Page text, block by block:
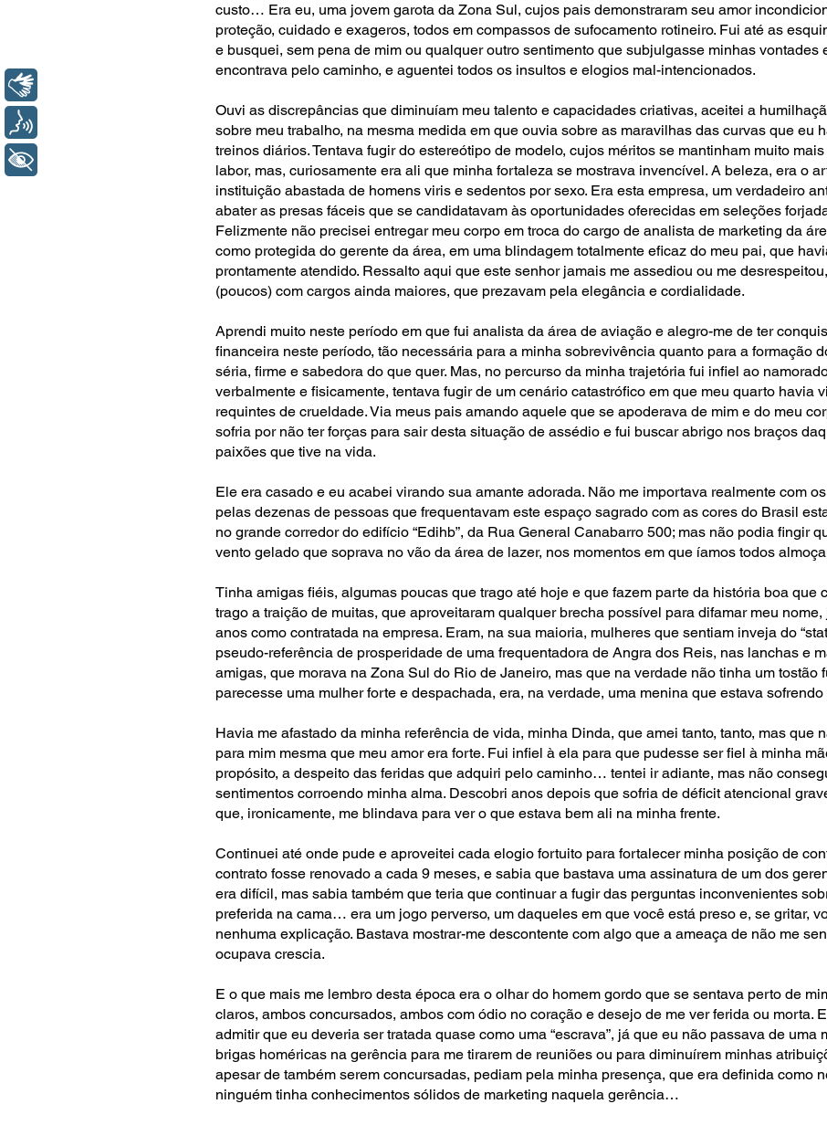
custo… Era eu, uma jovem garota da Zona Sul, cujos pais demonstraram seu amor
proteção, cuidado e exageros, todos em compassos de sufocamento rotineiro. Fui até as
e busquei, sem pena de mim ou qualquer outro sentimento que subjulgasse minhas vontades
encontrava pelo caminho, e aguentei todos os insultos e elogios mal-intencionados.
Ouvi as discrepâncias que diminuíam meu talento e capacidades criativas, aceitei a
sobre meu trabalho, na mesma medida em que ouvia sobre as maravilhas das curvas que eu
treinos diários. Tentava fugir do estereótipo de modelo, cujos méritos se mantinham muito
labor, mas, curiosamente era ali que minha fortaleza se mostrava invencível. A beleza, era o
instituição abastada de homens viris e sedentos por sexo. Era esta empresa, um verdadeiro
abater as presas fáceis que se candidatavam às oportunidades oferecidas em seleções
Felizmente não precisei entregar meu corpo em troca do cargo de analista de marketing da
como protegida do gerente da área, em uma blindagem totalmente eficaz do meu pai, que
prontamente atendido. Ressalto aqui que este senhor jamais me assediou ou me
(poucos) com cargos ainda maiores, que prezavam pela elegância e cordialidade.
Aprendi muito neste período em que fui analista da área de aviação e alegro-me de ter
financeira neste período, tão necessária para a minha sobrevivência quanto para a formação
séria, firme e sabedora do que quer. Mas, no percurso da minha trajetória fui infiel ao
verbalmente e fisicamente, tentava fugir de um cenário catastrófico em que meu quarto havia
requintes de crueldade. Via meus pais amando aquele que se apoderava de mim e do meu
sofria por não ter forças para sair desta situação de assédio e fui buscar abrigo nos braços
paixões que tive na vida.
Ele era casado e eu acabei virando sua amante adorada. Não me importava realmente com
pelas dezenas de pessoas que frequentavam este espaço sagrado com as cores do Brasil
no grande corredor do edifício “Edihb”, da Rua General Canabarro 500; mas não podia fingir
vento gelado que soprava no vão da área de lazer, nos momentos em que íamos todos
Tinha amigas fiéis, algumas poucas que trago até hoje e que fazem parte da história boa que
trago a traição de muitas, que aproveitaram qualquer brecha possível para difamar meu
anos como contratada na empresa. Eram, na sua maioria, mulheres que sentiam inveja do
pseudo-referência de prosperidade de uma frequentadora de Angra dos Reis, nas lanchas e
amigas, que morava na Zona Sul do Rio de Janeiro, mas que na verdade não tinha um tostão
parecesse uma mulher forte e despachada, era, na verdade, uma menina que estava
Havia me afastado da minha referência de vida, minha Dinda, que amei tanto, tanto, mas que
para mim mesma que meu amor era forte. Fui infiel à ela para que pudesse ser fiel à minha
propósito, a despeito das feridas que adquiri pelo caminho… tentei ir adiante, mas não
sentimentos corroendo minha alma. Descobri anos depois que sofria de déficit atencional
que, ironicamente, me blindava para ver o que estava bem ali na minha frente.
Continuei até onde pude e aproveitei cada elogio fortuito para fortalecer minha posição de
contrato fosse renovado a cada 9 meses, e sabia que bastava uma assinatura de um dos
era difícil, mas sabia também que teria que continuar a fugir das perguntas inconvenientes
preferida na cama… era um jogo perverso, um daqueles em que você está preso e, se gritar,
nenhuma explicação. Bastava mostrar-me descontente com algo que a ameaça de não me
ocupava crescia.
E o que mais me lembro desta época era o olhar do homem gordo que se sentava perto de
claros, ambos concursados, ambos com ódio no coração e desejo de me ver ferida ou morta.
admitir que eu deveria ser tratada quase como uma “escrava”, já que eu não passava de uma
brigas homéricas na gerência para me tirarem de reuniões ou para diminuírem minhas
apesar de também serem concursadas, pediam pela minha presença, que era definida como
ninguém tinha conhecimentos sólidos de marketing naquela gerência…